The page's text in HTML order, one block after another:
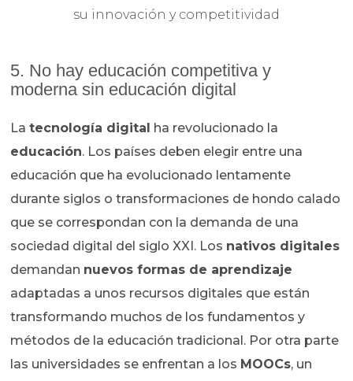
su innovación y competitividad
5. No hay educación competitiva y
moderna sin educación digital
Latecnología digital ha revolucionado la
educación. Los países deben elegir entre una
educación que ha evolucionado lentamente
durante siglos o transformaciones de hondo calado
que se correspondan con la demanda de una
sociedad digital del siglo XXI. Los nativos digitales
demandan nuevos formas de aprendizaje
adaptadas a unos recursos digitales que están
transformando muchos de los fundamentos y
métodos de la educación tradicional. Por otra parte
las universidades se enfrentan a los MOOCs, un